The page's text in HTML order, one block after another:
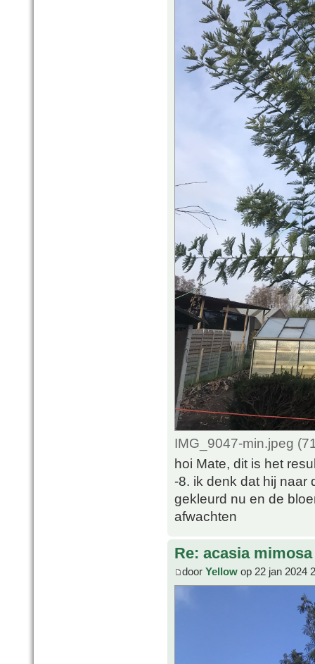
IMG_9047-min.jpeg
hoi Mate, dit is het
-8. ik denk dat hij naar
gekleurd nu en de
afwachten
Re: acasia mimosa
door Yellow op 22 jan 2024